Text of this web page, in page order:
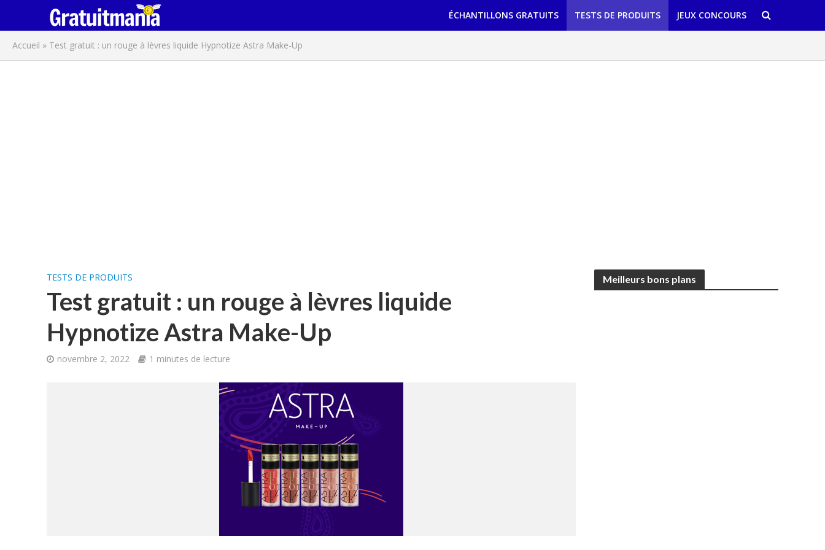
ÉCHANTILLONS GRATUITS TESTS DE PRODUITS JEUX CONCOURS
Accueil » Test gratuit : un rouge à lèvres liquide Hypnotize Astra Make-Up
TESTS DE PRODUITS
Test gratuit : un rouge à lèvres liquide
Hypnotize Astra Make-Up
novembre 2, 2022 1 minutes de lecture
Meilleurs bons plans